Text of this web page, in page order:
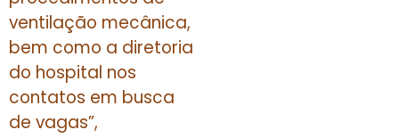
ventilação mecânica,
bem como a diretoria
do hospital nos
contatos em busca
de vagas”,